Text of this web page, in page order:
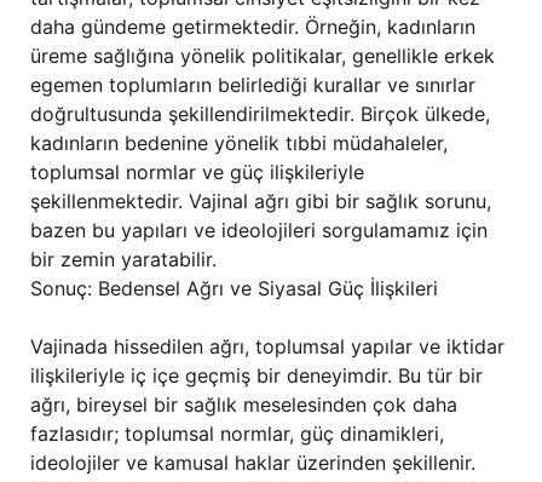
daha gündeme getirmektedir. Örneğin, kadınların
üreme sağlığına yönelik politikalar, genellikle erkek
egemen toplumların belirlediği kurallar ve sınırlar
doğrultusunda şekillendirilmektedir. Birçok ülkede,
kadınların bedenine yönelik tıbbi müdahaleler,
toplumsal normlar ve güç ilişkileriyle
şekillenmektedir. Vajinal ağrı gibi bir sağlık sorunu,
bazen bu yapıları ve ideolojileri sorgulamamız için
bir zemin yaratabilir.
Sonuç: Bedensel Ağrı ve Siyasal Güç İlişkileri
Vajinada hissedilen ağrı, toplumsal yapılar ve iktidar
ilişkileriyle iç içe geçmiş bir deneyimdir. Bu tür bir
ağrı, bireysel bir sağlık meselesinden çok daha
fazlasıdır; toplumsal normlar, güç dinamikleri,
ideolojiler ve kamusal haklar üzerinden şekillenir.